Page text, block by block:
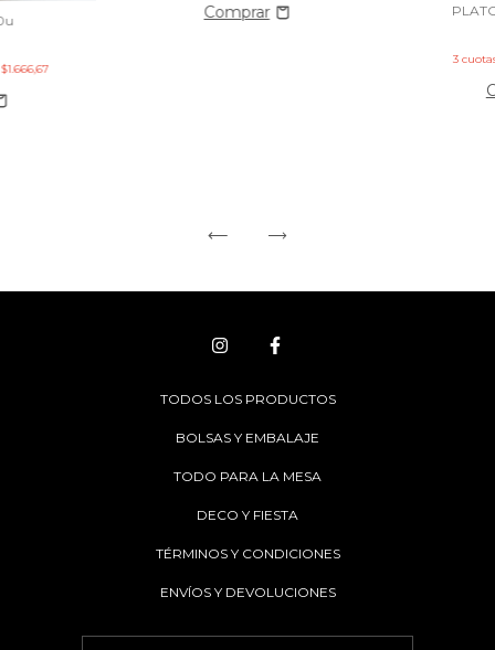
$1.666,67
3
TODOS LOS PRODUCTOS
BOLSAS Y EMBALAJE
TODO PARA LA MESA
DECO Y FIESTA
TÉRMINOS Y CONDICIONES
ENVÍOS Y DEVOLUCIONES